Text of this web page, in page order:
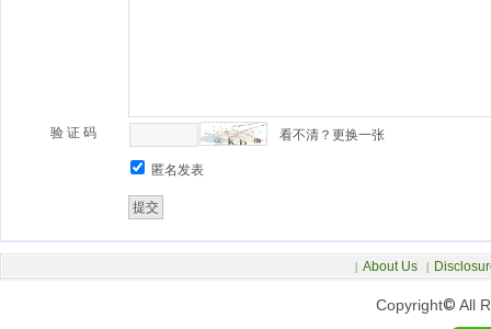
验 证 码 看不清？更换一张
匿名发表
Copyright© All
| About Us |